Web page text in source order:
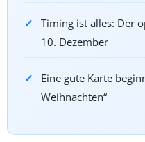
Timing ist alles: Der
10. Dezember
Eine gute Karte
Weihnachten“